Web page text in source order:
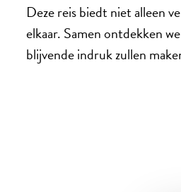
Deze reis biedt niet alleen
elkaar. Samen ontdekken
blijvende indruk zullen